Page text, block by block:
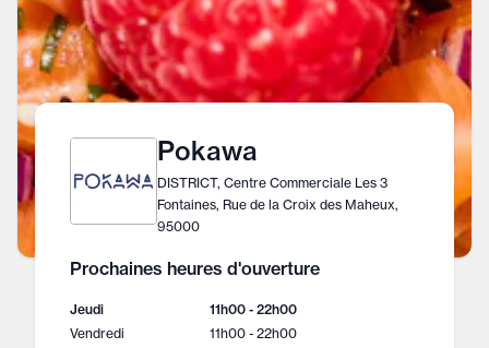
Pokawa
DISTRICT, Centre Commerciale Les 3
Fontaines, Rue de la Croix des Maheux,
95000
Prochaines heures d'ouverture
Jeudi
11h00 - 22h00
Vendredi
11h00 - 22h00